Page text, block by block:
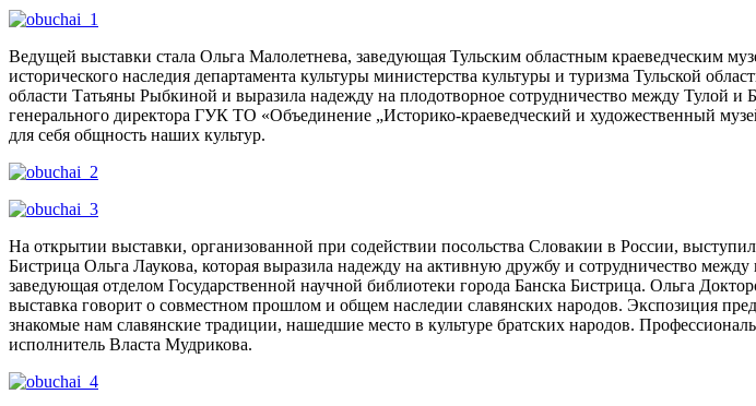
Ведущей выставки стала Ольга Малолетнева, заведующая Тульским областным краеведческим
исторического наследия департамента культуры министерства культуры и туризма Тульской
области Татьяны Рыбкиной и выразила надежду на плодотворное сотрудничество между Тулой и
генерального директора ГУК ТО «Объединение „Историко-краеведческий и художественный
для себя общность наших культур.
На открытии выставки, организованной при содействии посольства Словакии в России,
Бистрица Ольга Лаукова, которая выразила надежду на активную дружбу и сотрудничество
заведующая отделом Государственной научной библиотеки города Банска Бистрица. Ольга
выставка говорит о совместном прошлом и общем наследии славянских народов. Экспозиция
знакомые нам славянские традиции, нашедшие место в культуре братских народов.
исполнитель Власта Мудрикова.